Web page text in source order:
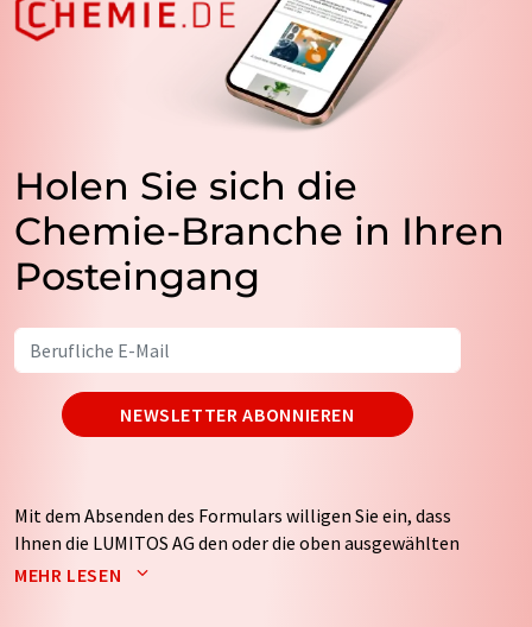
Holen Sie sich die
Chemie-Branche in Ihren
Posteingang
NEWSLETTER ABONNIEREN
Mit dem Absenden des Formulars willigen Sie ein, dass
Ihnen die LUMITOS AG den oder die oben ausgewählten
Newsletter per E-Mail zusendet. Ihre Daten werden
MEHR LESEN